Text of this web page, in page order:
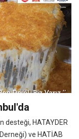
desteği, HATAYDER
ve HATİAB